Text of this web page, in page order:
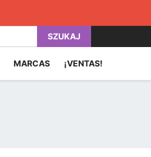
SZUKAJ
MARCAS ¡VENTAS!